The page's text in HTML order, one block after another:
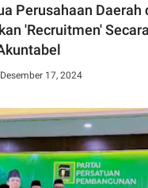
Perusahaan Daerah
'Recruitmen'
17, 2024